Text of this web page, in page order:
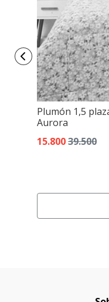
Plumón 1,5
Aurora
15.80039.500